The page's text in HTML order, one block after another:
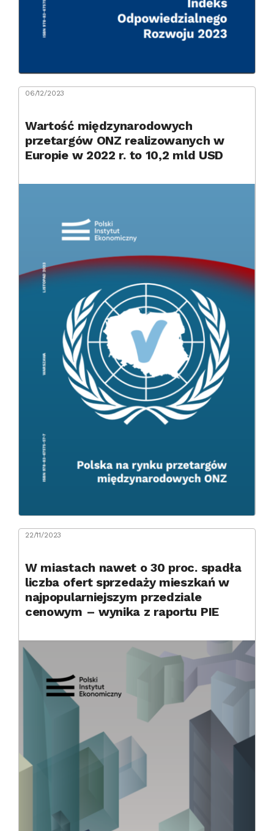
06/12/2023
Wartość międzynarodowych
przetargów ONZ realizowanych w
Europie w 2022 r. to 10,2 mld USD
22/11/2023
W miastach nawet o 30 proc. spadła
liczba ofert sprzedaży mieszkań w
najpopularniejszym przedziale
cenowym – wynika z raportu PIE